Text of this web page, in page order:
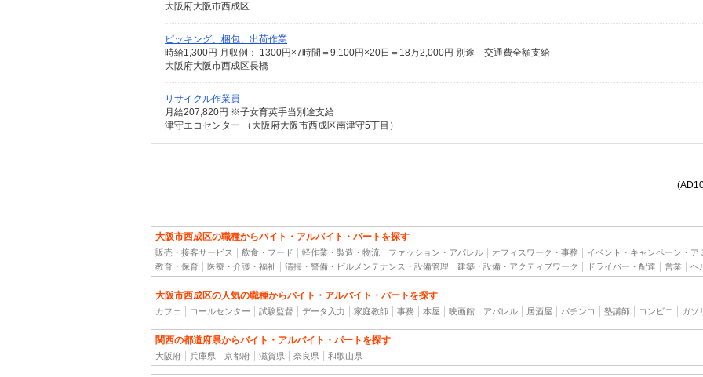
大阪府大阪市西成区
ピッキング、梱包、出荷作業
時給1,300円 月収例： 1300円×7時間＝9,100円×20日＝18万2,000円 別途 交通費全額支給
大阪府大阪市西成区長橋
リサイクル作業員
月給207,820円 ※子女育英手当別途支給
津守エコセンター （大阪府大阪市西成区南津守5丁目）
大阪市西成区の職種からバイト・アルバイト・パートを探す
販売・接客サービス 飲食・フード 軽作業・製造・物流 ファッション・アパレル オフィスワーク・事務
イベント・キャンペーン・ア
教育・保育
医療・介護・福祉 清掃・警備・ビルメンテナンス・設備管理 建築・設備・アクティブワーク ドライバー・配達 営業 ヘ
大阪市西成区の人気の職種からバイト・アルバイト・パートを探す
カフェ コールセンター 試験監督 データ入力 家庭教師 事務 本屋 映画館 アパレル 居酒屋 パチンコ 塾講師 コンビニ ガソ
関西の都道府県からバイト・アルバイト・パートを探す
大阪府 兵庫県 京都府 滋賀県 奈良県 和歌山県